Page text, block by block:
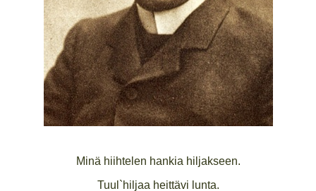
Minä hiihtelen hankia hiljakseen.
Tuul`hiljaa heittävi lunta.